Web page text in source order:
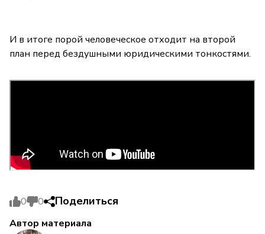
И в итоге порой человеческое отходит на второй
план перед бездушными юридическими тонкостями.
0 0 Поделиться
Автор материала